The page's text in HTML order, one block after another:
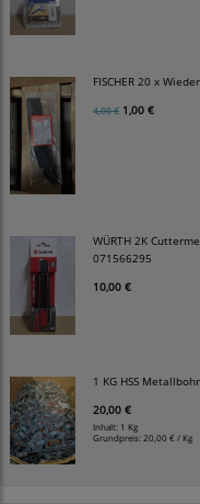
FISCHER 20 x
4,00 € 1,00 €
WÜRTH 2K
071566295
10,00 €
1 KG HSS
20,00 €
Inhalt: 1 Kg
Grundpreis:20,00 € / Kg